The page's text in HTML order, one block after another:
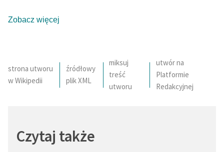
Sumienie (2)
Klęska (1)
Mężczyzna (1)
Zbrodnia (1)
Więzienie (1)
Krew (1)
Zobacz więcej
strona utworu
w Wikipedii
źródłowy
plik XML
miksuj
treść
utworu
utwór na
Platformie
Redakcyjnej
Czytaj także